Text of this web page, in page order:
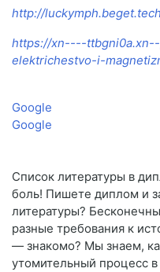
http://
https://xn----
elektrichestvo-i-
Google
Google
Список литературы в
боль! Пишете диплом и
литературы?
разные требования к
— знакомо? Мы знаем,
утомительный процесс